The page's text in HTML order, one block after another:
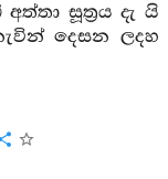
සූත්‍රය දැ යි
දෙසන ලදහ